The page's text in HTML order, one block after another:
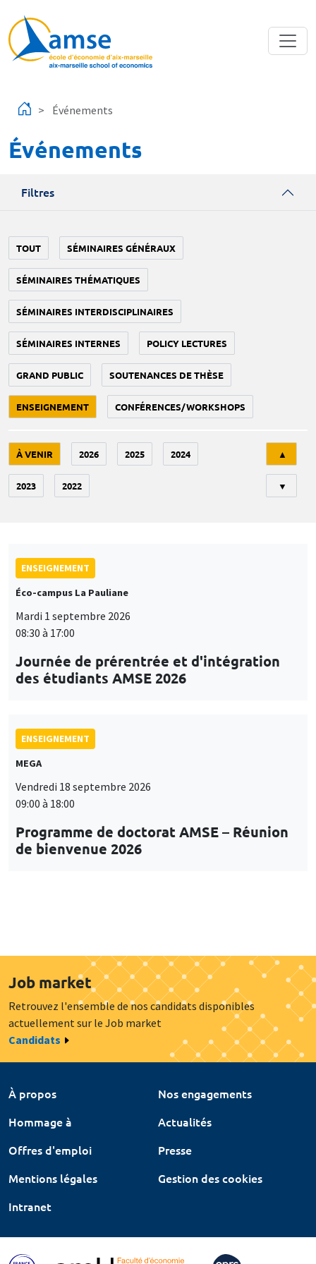
Événements
Événements
Filtres
TOUT SÉMINAIRES GÉNÉRAUX
SÉMINAIRES THÉMATIQUES
SÉMINAIRES INTERDISCIPLINAIRES
SÉMINAIRES INTERNES POLICY LECTURES
GRAND PUBLIC SOUTENANCES DE THÈSE
ENSEIGNEMENT CONFÉRENCES/WORKSHOPS
À VENIR 2026 2025 2024
2023 2022
▲
▼
ENSEIGNEMENT
Éco-campus La Pauliane
Mardi 1 septembre 2026
08:30 à 17:00
Journée de prérentrée et d'intégration
des étudiants AMSE 2026
ENSEIGNEMENT
MEGA
Vendredi 18 septembre 2026
09:00 à 18:00
Programme de doctorat AMSE – Réunion
de bienvenue 2026
Job market
Retrouvez l'ensemble de nos candidats disponibles
actuellement sur le Job market
Candidats
À propos
Nos engagements
Hommage à
Actualités
Offres d'emploi
Presse
Mentions légales
Gestion des cookies
Intranet